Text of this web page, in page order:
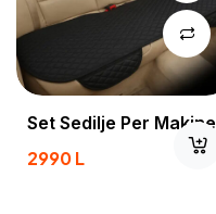
Set Sedilje Per Makine
2990L